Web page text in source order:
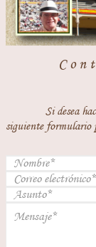
Si desea
siguiente formulario